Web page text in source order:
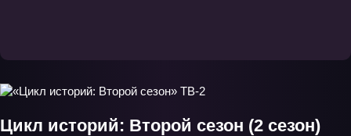
Цикл историй: Второй сезон (2 сезон)